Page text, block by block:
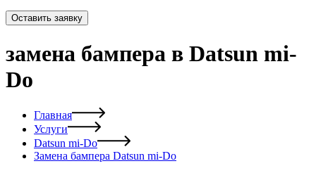
Оставить заявку
замена бампера в Datsun mi-
Do
Главная
Услуги
Datsun mi-Do
Замена бампера Datsun mi-Do